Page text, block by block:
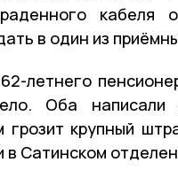
в один из
летнего
Оба
грозит крупный
в Сатинском